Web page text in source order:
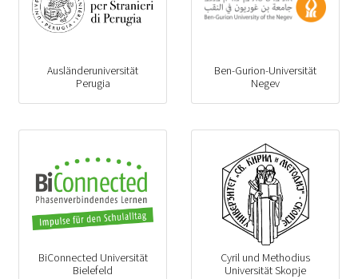
Ausländeruniversität
Perugia
Ben-Gurion-Universität
Negev
BiConnected Universität
Bielefeld
Cyril und Methodius
Universität Skopje